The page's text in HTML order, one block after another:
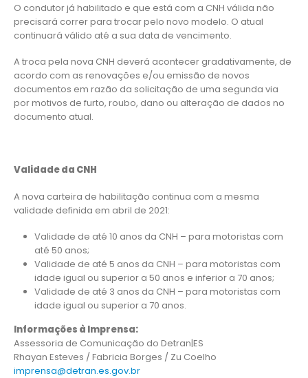
O condutor já habilitado e que está com a CNH válida não
precisará correr para trocar pelo novo modelo. O atual
continuará válido até a sua data de vencimento.
A troca pela nova CNH deverá acontecer gradativamente, de
acordo com as renovações e/ou emissão de novos
documentos em razão da solicitação de uma segunda via
por motivos de furto, roubo, dano ou alteração de dados no
documento atual.
Validade da CNH
A nova carteira de habilitação continua com a mesma
validade definida em abril de 2021:
Validade de até 10 anos da CNH – para motoristas com
até 50 anos;
Validade de até 5 anos da CNH – para motoristas com
idade igual ou superior a 50 anos e inferior a 70 anos;
Validade de até 3 anos da CNH – para motoristas com
idade igual ou superior a 70 anos.
Informações à Imprensa:
Assessoria de Comunicação do Detran|ES
Rhayan Esteves / Fabricia Borges / Zu Coelho
imprensa@detran.es.gov.br